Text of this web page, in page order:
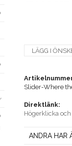
LÄGG I
Slider-Where
Direktlänk:
Högerklicka
ANDRA HAR